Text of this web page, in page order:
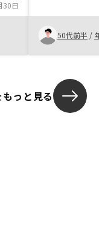
30日
50代前半 /
っと見る